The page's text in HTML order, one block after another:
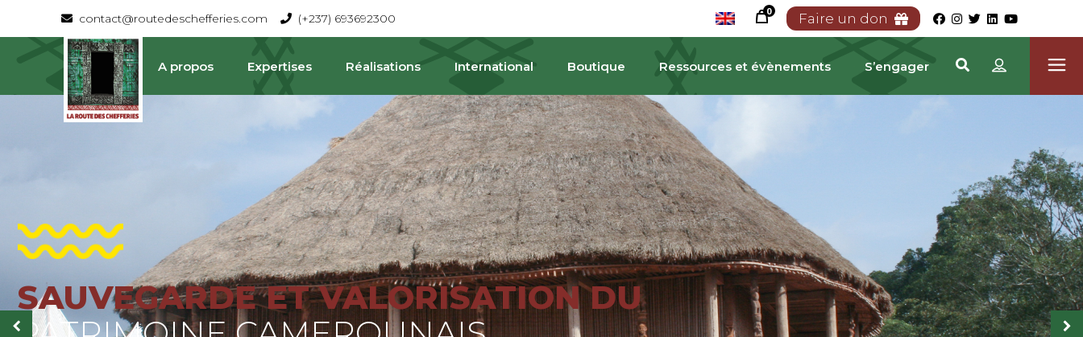
contact@routedeschefferies.com (+237) 693692300
0 Faire un don
A propos Expertises Réalisations International Boutique Ressources et évènements S’engager
SAUVEGARDE ET VALORISATION DU PATRIMOINE